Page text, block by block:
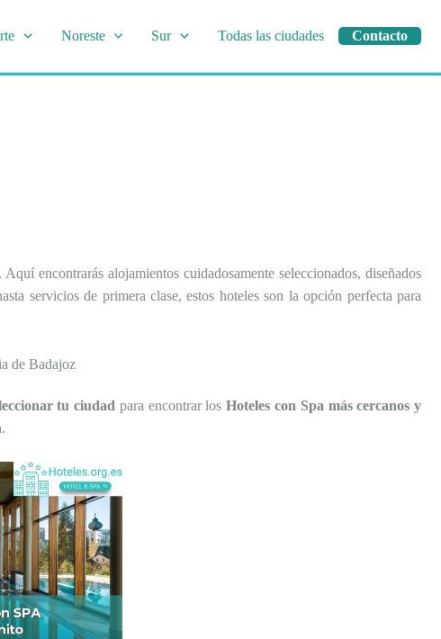
Noreste Sur Todas las ciudades Contacto
encontrarás alojamientos cuidadosamente seleccionados, diseñados
servicios de primera clase, estos hoteles son la opción perfecta para
de Badajoz
tu ciudad para encontrar losHoteles con Spa más cercanos y